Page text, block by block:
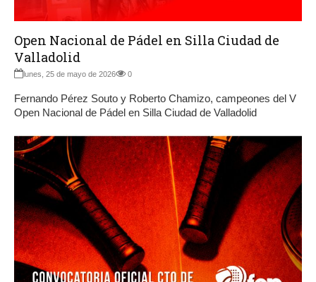
Open Nacional de Pádel en Silla Ciudad de
Valladolid
lunes, 25 de mayo de 2026 0
Fernando Pérez Souto y Roberto Chamizo, campeones del V
Open Nacional de Pádel en Silla Ciudad de Valladolid